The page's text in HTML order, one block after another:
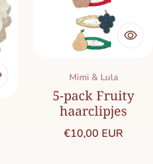
Merk:
Mimi & Lula
5-pack Fruity
haarclipjes
Normale prijs
€10,00 EUR